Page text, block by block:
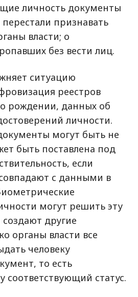
личность документы
признавать
власти; о
без вести лиц.
ситуацию
реестров
рождении, данных об
личности.
могут быть не
быть поставлена под
если
с данными в
могут решить эту
другие
органы власти все
человеку
то есть
соответствующий статус.